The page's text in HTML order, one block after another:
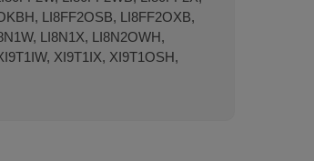
LI8FF2OSB, LI8FF2OXB,
LI8N1X, LI8N2OWH,
XI9T1IX, XI9T1OSH,